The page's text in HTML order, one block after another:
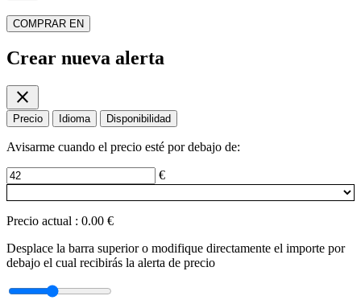
COMPRAR EN
Crear nueva alerta
close
Precio Idioma Disponibilidad
Avisarme cuando el precio esté por debajo de:
€
Precio actual : 0.00 €
Desplace la barra superior o modifique directamente el importe por
debajo el cual recibirás la alerta de precio